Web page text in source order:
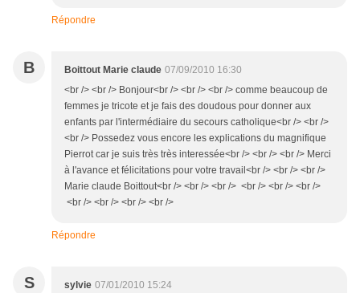
Répondre
B Boittout Marie claude 07/09/2010 16:30
<br /> <br /> Bonjour<br /> <br /> <br /> comme beaucoup de
femmes je tricote et je fais des doudous pour donner aux
enfants par l'intermédiaire du secours catholique<br /> <br />
<br /> Possedez vous encore les explications du magnifique
Pierrot car je suis très très interessée<br /> <br /> <br /> Merci
à l'avance et félicitations pour votre travail<br /> <br /> <br />
Marie claude Boittout<br /> <br /> <br /> <br /> <br /> <br />
<br /> <br /> <br /> <br />
Répondre
S sylvie 07/01/2010 15:24